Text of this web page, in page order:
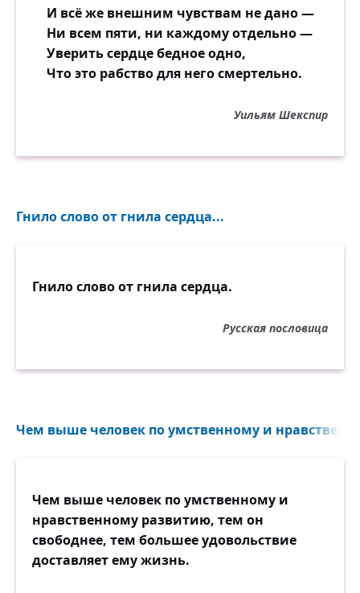
И всё же внешним чувствам не дано —
Ни всем пяти, ни каждому отдельно —
Уверить сердце бедное одно,
Что это рабство для него смертельно.
Уильям Шекспир
Гнило слово от гнила сердца...
Гнило слово от гнила сердца.
Русская пословица
Чем выше человек по умственному и
Чем выше человек по умственному и
нравственному развитию, тем он
свободнее, тем большее удовольствие
доставляет ему жизнь.